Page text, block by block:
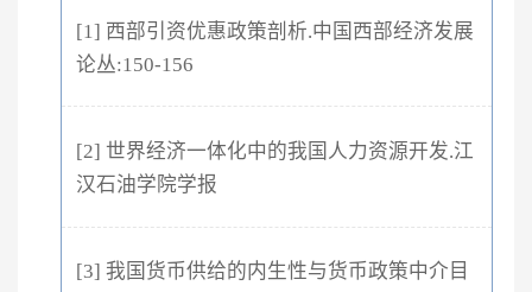
[1] 西部引资优惠政策剖析.中国西部经济发展
论丛:150-156
[2] 世界经济一体化中的我国人力资源开发.江
汉石油学院学报
[3] 我国货币供给的内生性与货币政策中介目